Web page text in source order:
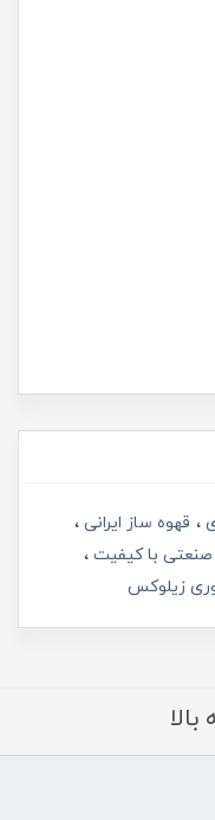
قهوه ساز ایرانی
با کیفیت
زیلوکس